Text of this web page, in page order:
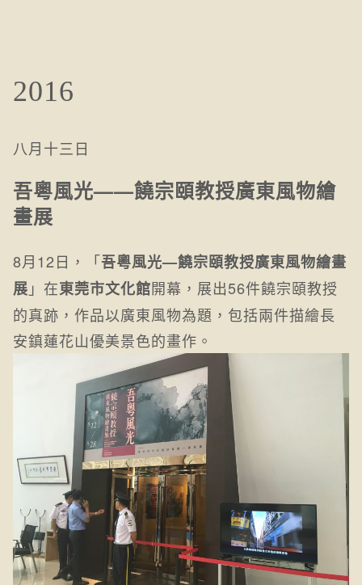
2016
八月十三日
吾粵風光——饒宗頤教授廣東風物繪
畫展
8月12日，「吾粵風光—饒宗頤教授廣東風物繪畫
展 」在東莞市文化館開幕，展出56件饒宗頤教授
的真跡，作品以廣東風物為題，包括兩件描繪長
安鎮蓮花山優美景色的畫作。